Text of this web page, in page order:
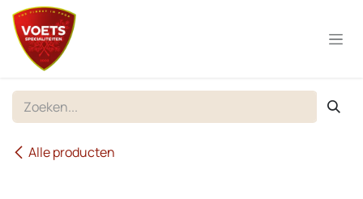
Overslaan naar inhoud
Alle producten